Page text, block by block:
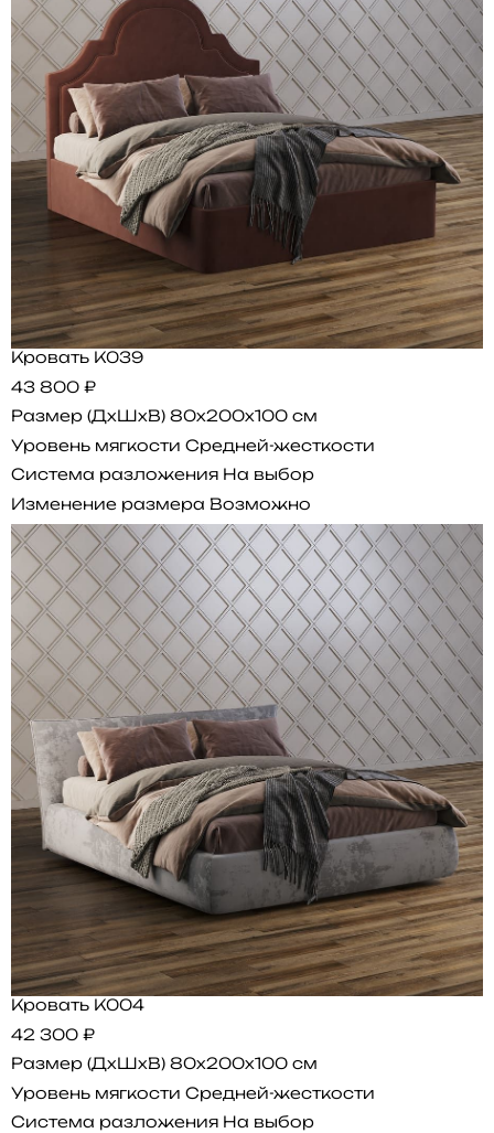
Кровать K039
43 800 ₽
Размер (ДхШхВ) 80x200x100 см
Уровень мягкости Средней-жесткости
Система разложения На выбор
Изменение размера Возможно
Кровать K004
42 300 ₽
Размер (ДхШхВ) 80x200x100 см
Уровень мягкости Средней-жесткости
Система разложения На выбор